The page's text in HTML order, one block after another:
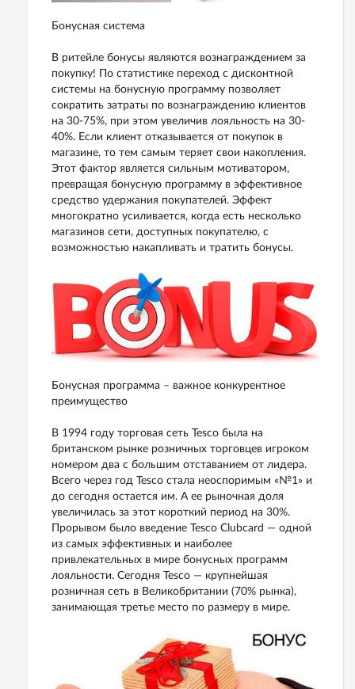
Бонусная система
В ритейле бонусы являются вознаграждением за
покупку! По статистике переход с дисконтной
системы на бонусную программу позволяет
сократить затраты по вознаграждению клиентов
на 30-75%, при этом увеличив лояльность на 30-
40%. Если клиент отказывается от покупок в
магазине, то тем самым теряет свои накопления.
Этот фактор является сильным мотиватором,
превращая бонусную программу в эффективное
средство удержания покупателей. Эффект
многократно усиливается, когда есть несколько
магазинов сети, доступных покупателю, с
возможностью накапливать и тратить бонусы.
Бонусная программа – важное конкурентное
преимущество
В 1994 году торговая сеть Tesco была на
британском рынке розничных торговцев игроком
номером два с большим отставанием от лидера.
Всего через год Tesco стала неоспоримым «№1» и
до сегодня остается им. А ее рыночная доля
увеличилась за этот короткий период на 30%.
Прорывом было введение Tesco Clubcard — одной
из самых эффективных и наиболее
привлекательных в мире бонусных программ
лояльности. Сегодня Tesco — крупнейшая
розничная сеть в Великобритании (70% рынка),
занимающая третье место по размеру в мире.